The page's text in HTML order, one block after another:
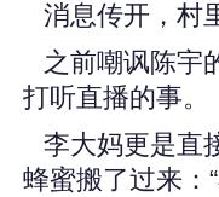
消息传开，村
之前嘲讽陈宇
打听直播的事。
李大妈更是直
蜂蜜搬了过来：